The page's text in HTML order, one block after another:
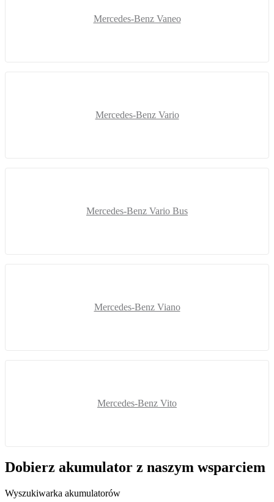
Mercedes-Benz Vaneo
Mercedes-Benz Vario
Mercedes-Benz Vario Bus
Mercedes-Benz Viano
Mercedes-Benz Vito
Dobierz akumulator z naszym wsparciem
Wyszukiwarka akumulatorów